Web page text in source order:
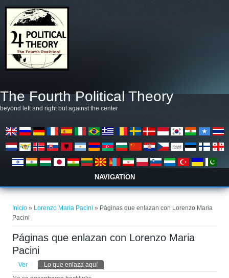
The Fourth Political Theory
beyond left and right but against the center
NAVIGATION
Inicio » Lorenzo Maria Pacini» Páginas que enlazan con Lorenzo Maria
Pacini
Páginas que enlazan con Lorenzo Maria
Pacini
Solapas principales
Ver Lo que enlaza aquí